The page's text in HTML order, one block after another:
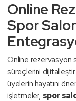
Online
Spor
Online rezervasyon
süreçlerini
üyelerin hayatını
işletmeler, spor